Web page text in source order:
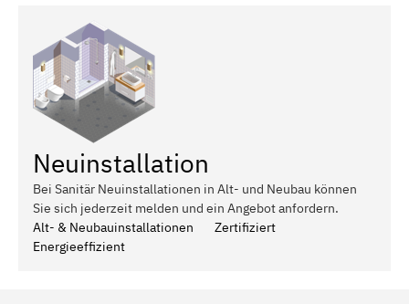
Neuinstallation
Bei Sanitär Neuinstallationen in Alt- und Neubau können
Sie sich jederzeit melden und ein Angebot anfordern.
Alt- & Neubauinstallationen
Zertifiziert
Energieeffizient